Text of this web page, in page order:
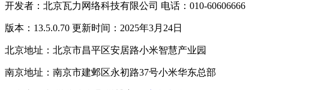
开发者：北京瓦力网络科技有限公司 电话：010-60606666
版本：13.5.0.70 更新时间：2025年3月24日
北京地址：北京市昌平区安居路小米智慧产业园
南京地址：南京市建邺区永初路37号小米华东总部